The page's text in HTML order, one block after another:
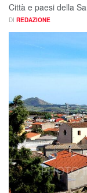
Città e paesi della
DI REDAZIONE